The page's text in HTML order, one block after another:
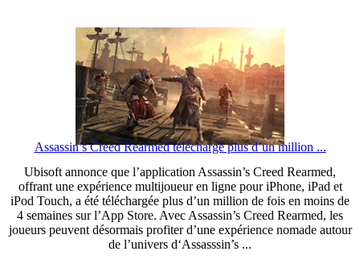
Assassin’s Creed Rearmed téléchargé plus d’un million ...
Ubisoft annonce que l’application Assassin’s Creed Rearmed,
offrant une expérience multijoueur en ligne pour iPhone, iPad et
iPod Touch, a été téléchargée plus d’un million de fois en moins de
4 semaines sur l’App Store. Avec Assassin’s Creed Rearmed, les
joueurs peuvent désormais profiter d’une expérience nomade autour
de l’univers d‘Assasssin’s ...